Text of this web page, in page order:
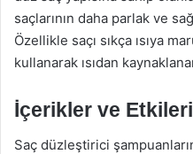
saçlarının daha parlak ve
Özellikle saçı sıkça ısıya
kullanarak ısıdan
İçerikler ve Etkileri
Saç düzleştirici